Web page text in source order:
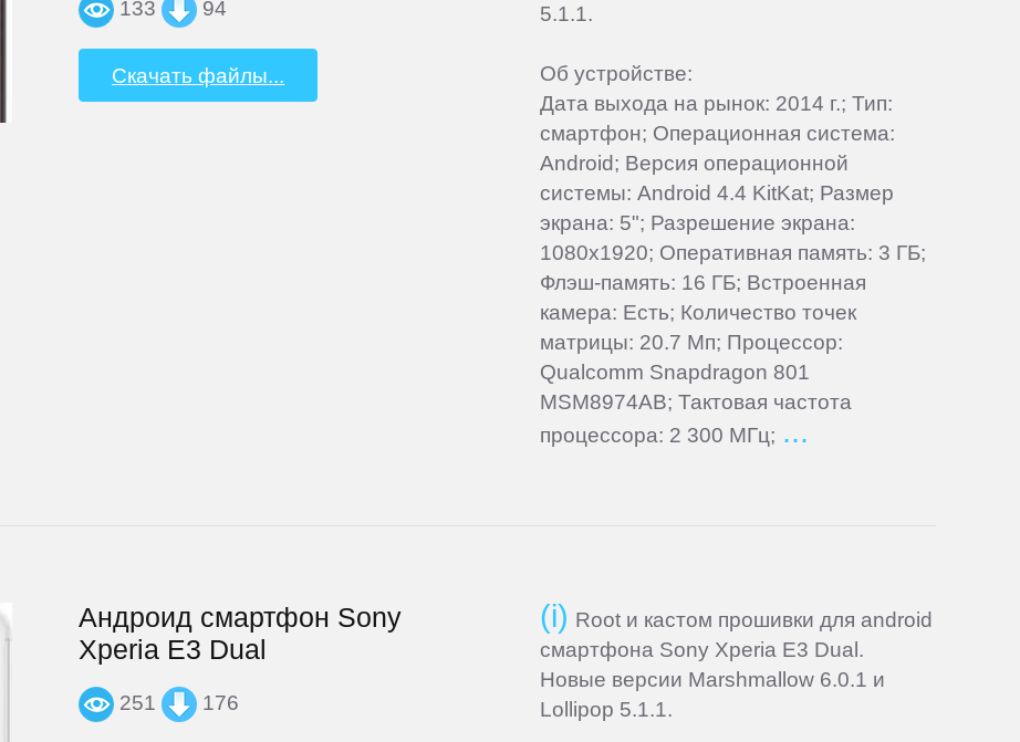
133 94
Скачать файлы...
5.1.1.
Об устройстве:
Дата выхода на рынок: 2014 г.; Тип:
смартфон; Операционная система:
Android; Версия операционной
системы: Android 4.4 KitKat; Размер
экрана: 5"; Разрешение экрана:
1080x1920; Оперативная память: 3 ГБ;
Флэш-память: 16 ГБ; Встроенная
камера: Есть; Количество точек
матрицы: 20.7 Мп; Процессор:
Qualcomm Snapdragon 801
MSM8974AB; Тактовая частота
процессора: 2 300 МГц;
Андроид смартфон Sony
Xperia E3 Dual
251 176
Root и кастом прошивки для android
смартфона Sony Xperia E3 Dual.
Новые версии Marshmallow 6.0.1 и
Lollipop 5.1.1.